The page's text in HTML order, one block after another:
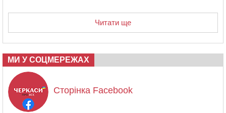
Читати ще
МИ У СОЦМЕРЕЖАХ
Сторінка Facebook